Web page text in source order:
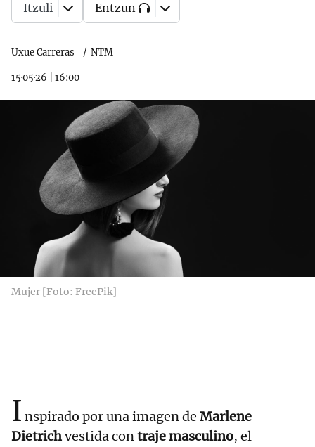
Uxue Carreras NTM
15·05·26 16:00
Itzuli Entzun
Mujer [Foto: FreePik]
I nspirado por una imagen de Marlene
Dietrichvestida contraje masculino, el